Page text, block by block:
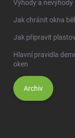
Výhody a
Jak chránit okna
Jak připravit
Hlavní pravidla
oken
Archiv